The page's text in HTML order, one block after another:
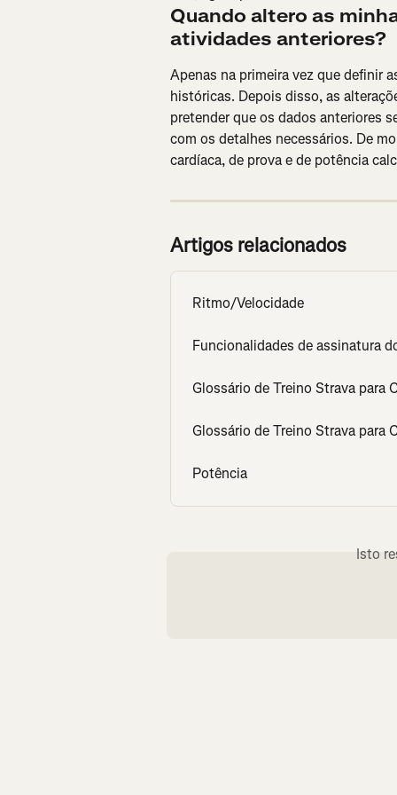
Quando altero as
atividades anteriores?
Apenas na primeira vez que definir
históricas. Depois disso, as
pretender que os dados anteriores
com os detalhes necessários. De
cardíaca, de prova e de potência
Artigos relacionados
Ritmo/Velocidade
Funcionalidades de assinatura
Glossário de Treino Strava para
Glossário de Treino Strava para
Potência
Isto